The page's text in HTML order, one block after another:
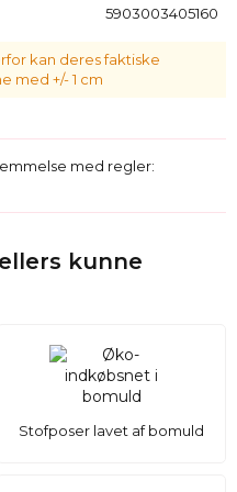
5903003405160
kan deres faktiske
med +/- 1 cm
med regler:
kunne
Stofposer lavet af bomuld